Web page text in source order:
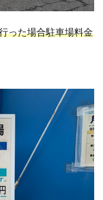
った場合駐車場料金